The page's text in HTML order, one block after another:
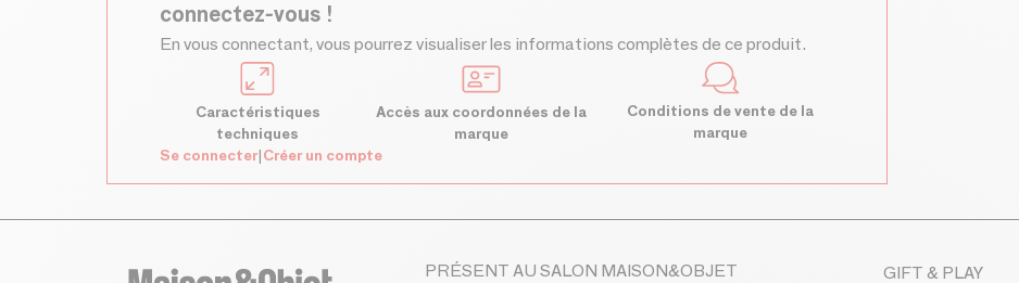
connectez-vous !
En vous connectant, vous pourrez visualiser les informations complètes de ce produit.
Caractéristiques
techniques
Accès aux coordonnées de la
marque
Conditions de vente de la
marque
Se connecter|Créer un compte
PRÉSENT AU SALON MAISON&OBJET
GIFT & PLAY